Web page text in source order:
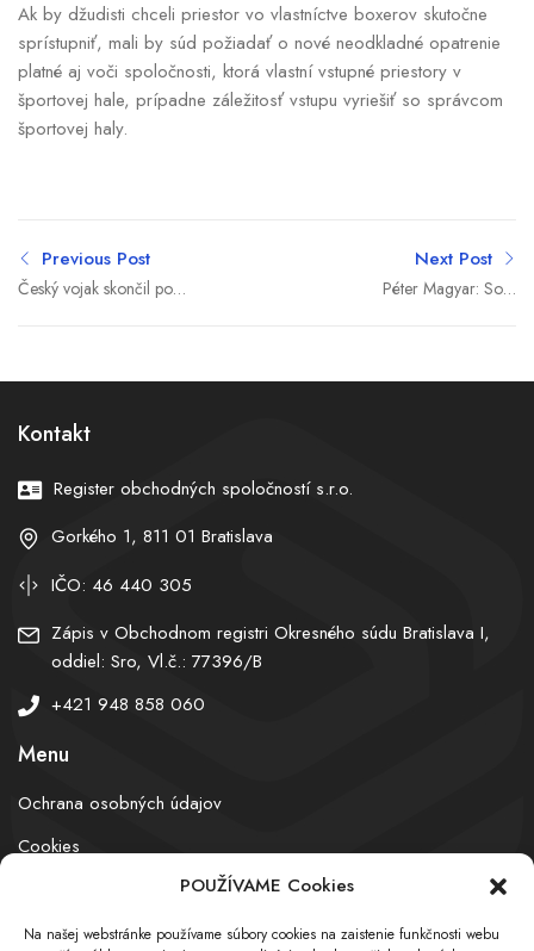
POUŽÍVAME Cookies
Na našej webstránke používame súbory cookies na zaistenie funkčnosti webu
Ak by džudisti chceli priestor vo vlastníctve boxerov skutočne
sprístupniť, mali by súd požiadať o nové neodkladné opatrenie
platné aj voči spoločnosti, ktorá vlastní vstupné priestory v
športovej hale, prípadne záležitosť vstupu vyriešiť so správcom
športovej haly.
Previous Post
Český vojak skončil po
Next Post
Péter Magyar: Som
Kontakt
Register obchodných spoločností s.r.o.
Gorkého 1, 811 01 Bratislava
IČO: 46 440 305
Zápis v Obchodnom registri Okresného súdu Bratislava I,
oddiel: Sro, Vl.č.: 77396/B
+421 948 858 060
Menu
Ochrana osobných údajov
Cookies